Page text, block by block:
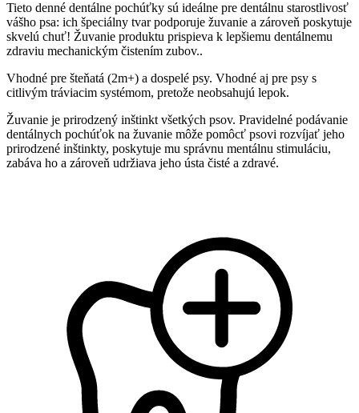
Tieto denné dentálne pochúťky sú ideálne pre dentálnu starostlivosť
vášho psa: ich špeciálny tvar podporuje žuvanie a zároveň poskytuje
skvelú chuť! Žuvanie produktu prispieva k lepšiemu dentálnemu
zdraviu mechanickým čistením zubov..
Vhodné pre šteňatá (2m+) a dospelé psy. Vhodné aj pre psy s
citlivým tráviacim systémom, pretože neobsahujú lepok.
Žuvanie je prirodzený inštinkt všetkých psov. Pravidelné podávanie
dentálnych pochúťok na žuvanie môže pomôcť psovi rozvíjať jeho
prirodzené inštinkty, poskytuje mu správnu mentálnu stimuláciu,
zabáva ho a zároveň udržiava jeho ústa čisté a zdravé.